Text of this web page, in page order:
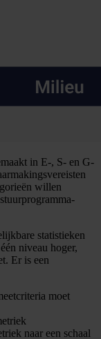
in E-, S- en G-
willen
statistieken
niveau hoger,
Er is een
moet
naar een schaal